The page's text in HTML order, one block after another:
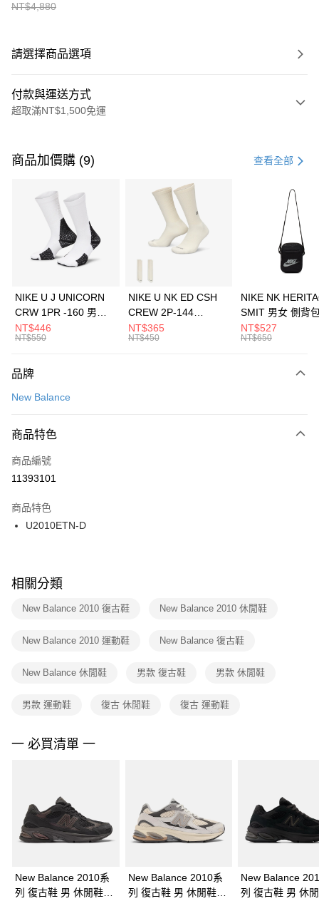
NT$4,880
請選擇商品選項
付款與運送方式
超取滿NT$1,500免運
信用卡一次付款
3 期 0 利率 每期 21家銀行
合作金庫商業銀行
第一商業銀行
華南商業銀行
彰化商業銀行
上海商業儲蓄銀行
元大商業銀行
台灣樂天信用卡公司
Apple Pay
全盈+PAY
AFTEE先享後付
【關於「AFTEE先享後付」】
便利好安心！
３．安心：先確認商品／服務後，再付款。
【「AFTEE先享後付」結帳流程】
１．於結帳方式選擇「AFTEE先享後付」後，將跳轉至「AFTEE先享後付」
２．訂單成立數日內，您將收到繳費通知簡訊。
３．收到繳費通知簡訊後14天內，點擊此簡訊中的連結，可透過四大超商／
ATM／網路銀行／等多元方式進行付款，方視為交易完成。
※ 交易是否成功請以「AFTEE先享後付 」之結帳頁面顯示為準，若有關於
是否繳費成功／繳費後需取消欲退款等相關疑問，請聯繫「AFTEE先享後付
客戶支援中心」 https://netprotections.freshdesk.com/support/home
１．透過由恩沛科技股份有限公司提供之「AFTEE先享後付」服務完成之交
權轉讓予恩沛科技股份有限公司。
３．未成年的使用者請事先徵得法定代理人或監護人之同意方可使用
４．使用「AFTEE先享後付」時，將依據個別帳號之用戶狀況，依本公司即
恩沛科技股份有限公司將有權停止該用戶之使用額度並採取法律行動。
運送方式
每筆NT$100，滿NT$1,500(含以上)免運費
宅配
每筆NT$100，滿NT$1,500(含以上)免運費
付款後門市自取
每筆NT$100，滿NT$1,500(含以上)免運費
商品加價購 (9) 查看全部
NIKE U J UNICORN
CRW 1PR -160 男女
中統襪 FZ3393100
NT$446
NT$550
NIKE U NK ED CSH
CREW 2P-144
EMBRDY 男女 短統襪
FZ3073133
NT$365
NT$450
NIKE NK
SMIT 男女 側背
BA5871010
NT$527
NT$650
品牌
New Balance
商品特色
商品編號
11393101
商品特色
U2010ETN-D
相關分類
New Balance 2010 復古鞋 New Balance 2010 休閒鞋
New Balance 2010 運動鞋 New Balance 復古鞋
New Balance 休閒鞋 男款 復古鞋 男款 休閒鞋
男款 運動鞋 復古 休閒鞋 復古 運動鞋
一 必買清單 一
New Balance 2010系
列 復古鞋 男 休閒鞋
New Balance 2010系
列 復古鞋 男 休閒鞋
New Balance
列 復古鞋 男 休